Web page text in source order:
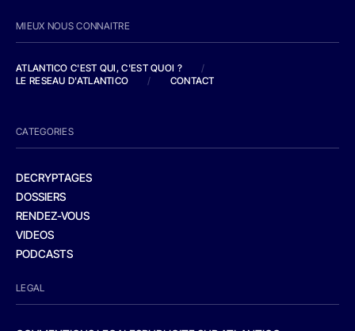
MIEUX NOUS CONNAITRE
ATLANTICO C'EST QUI, C'EST QUOI ?
/
LE RESEAU D'ATLANTICO
/ CONTACT
CATEGORIES
DECRYPTAGES
DOSSIERS
RENDEZ-VOUS
VIDEOS
PODCASTS
LEGAL